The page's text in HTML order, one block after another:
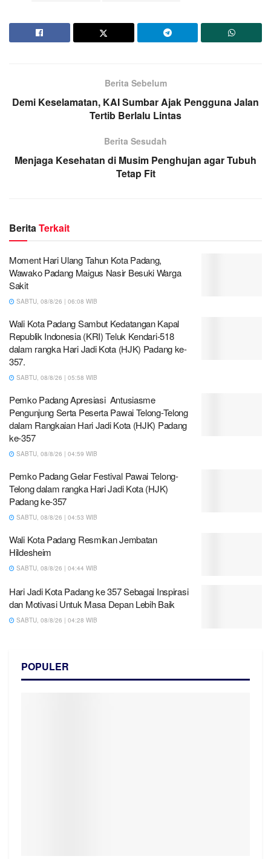
Berita Sebelum
Demi Keselamatan, KAI Sumbar Ajak Pengguna Jalan
Tertib Berlalu Lintas
Berita Sesudah
Menjaga Kesehatan di Musim Penghujan agar Tubuh
Tetap Fit
Berita Terkait
Moment Hari Ulang Tahun Kota Padang,
Wawako Padang Maigus Nasir Besuki Warga
Sakit
SABTU, 08/8/26 | 06:08 WIB
Wali Kota Padang Sambut Kedatangan Kapal
Republik Indonesia (KRI) Teluk Kendari-518
dalam rangka Hari Jadi Kota (HJK) Padang ke-
357.
SABTU, 08/8/26 | 05:58 WIB
Pemko Padang Apresiasi Antusiasme
Pengunjung Serta Peserta Pawai Telong-Telong
dalam Rangkaian Hari Jadi Kota (HJK) Padang
ke-357
SABTU, 08/8/26 | 04:59 WIB
Pemko Padang Gelar Festival Pawai Telong-
Telong dalam rangka Hari Jadi Kota (HJK)
Padang ke-357
SABTU, 08/8/26 | 04:53 WIB
Wali Kota Padang Resmikan Jembatan
Hildesheim
SABTU, 08/8/26 | 04:44 WIB
Hari Jadi Kota Padang ke 357 Sebagai Inspirasi
dan Motivasi Untuk Masa Depan Lebih Baik
SABTU, 08/8/26 | 04:28 WIB
POPULER